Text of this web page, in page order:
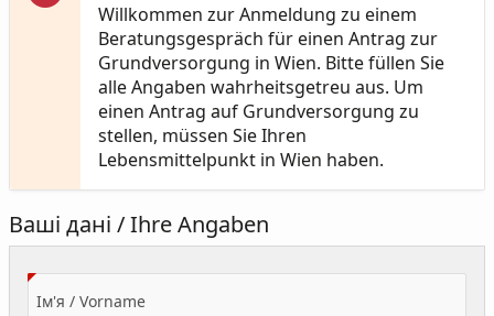
Willkommen zur Anmeldung zu einem
Beratungsgespräch für einen Antrag zur
Grundversorgung in Wien. Bitte füllen Sie
alle Angaben wahrheitsgetreu aus. Um
einen Antrag auf Grundversorgung zu
stellen, müssen Sie Ihren
Lebensmittelpunkt in Wien haben.
Ваші дані / Ihre Angaben
Ім'я / Vorname(Value Required)